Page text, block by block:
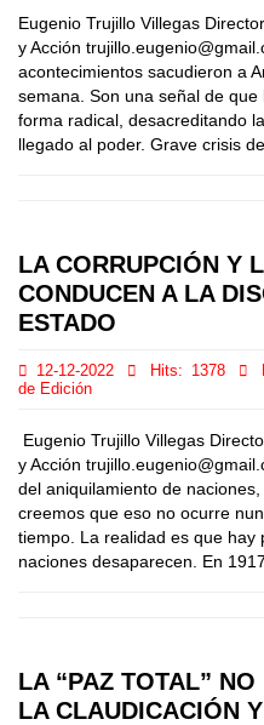
Eugenio Trujillo Villegas
y Acción
acontecimientos sacudieron a
semana. Son una señal de
forma radical, desacreditando
llegado al poder. Grave crisis
LA CORRUPCIÓN Y
CONDUCEN A LA
ESTADO
12-12-2022 Hits: 1378
de Edición
Eugenio Trujillo Villegas
y Acción
del aniquilamiento de
creemos que eso no ocurre
tiempo. La realidad es que hay
naciones desaparecen. En
LA “PAZ TOTAL”
LA CLAUDICACIÓN